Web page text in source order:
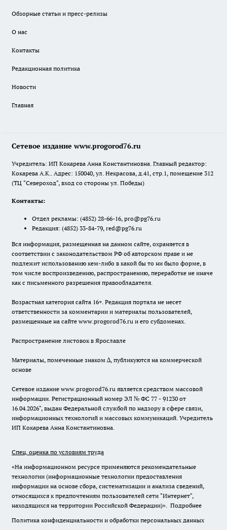
Обзорные статьи и пресс-релизы
О нас
Контакты
Редакционная политика
Новости
Главная
Сетевое издание www.progorod76.ru
Учредитель: ИП Кокарева Анна Константиновна. Главный редактор:
Кокарева А.К.. Адрес: 150040, ул. Некрасова, д.41, стр.1, помещение 312
(ТЦ "Североход", вход со стороны ул. Победы)
Контакты:
Отдел рекламы: (4852) 28-66-16, pro@pg76.ru
Редакция: (4852) 33-84-79, red@pg76.ru
Вся информация, размещенная на данном сайте, охраняется в
соответствии с законодательством РФ об авторском праве и не
подлежит использованию кем-либо в какой бы то ни было форме, в
том числе воспроизведению, распространению, переработке не иначе
как с письменного разрешения правообладателя.
Возрастная категория сайта 16+. Редакция портала не несет
ответственности за комментарии и материалы пользователей,
размещенные на сайте www.progorod76.ru и его субдоменах.
Распространение листовок в Ярославле
Материалы, помеченные знаком ∆, публикуются на коммерческой
основе
Сетевое издание www.progorod76.ru является средством массовой
информации. Регистрационный номер ЭЛ № ФС 77 - 91230 от
16.04.2026", выдан Федеральной службой по надзору в сфере связи,
информационных технологий и массовых коммуникаций. Учредитель
ИП Кокарева Анна Константиновна.
Спец. оценка по условиям труда
«На информационном ресурсе применяются рекомендательные
технологии (информационные технологии предоставления
информации на основе сбора, систематизации и анализа сведений,
относящихся к предпочтениям пользователей сети "Интернет",
находящихся на территории Российской Федерации)». Подробнее
Политика конфиденциальности и обработки персональных данных